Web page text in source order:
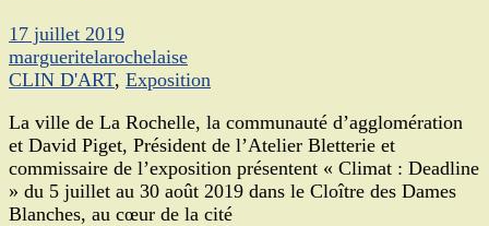
17 juillet 2019
margueritelarochelaise
CLIN D'ART, Exposition
La ville de La Rochelle, la communauté d’agglomération
et David Piget, Président de l’Atelier Bletterie et
commissaire de l’exposition présentent « Climat : Deadline
» du 5 juillet au 30 août 2019 dans le Cloître des Dames
Blanches, au cœur de la cité